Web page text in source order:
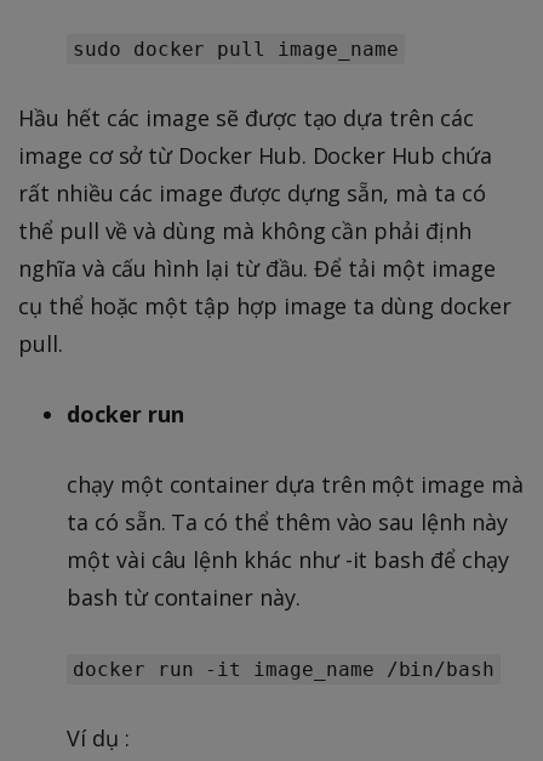
sudo docker pull image_name
Hầu hết các image sẽ được tạo dựa trên các
image cơ sở từ Docker Hub. Docker Hub chứa
rất nhiều các image được dựng sẵn, mà ta có
thể pull về và dùng mà không cần phải định
nghĩa và cấu hình lại từ đầu. Để tải một image
cụ thể hoặc một tập hợp image ta dùng docker
pull.
docker run
chạy một container dựa trên một image mà
ta có sẵn. Ta có thể thêm vào sau lệnh này
một vài câu lệnh khác như -it bash để chạy
bash từ container này.
docker run -it image_name /bin/bash
Ví dụ :